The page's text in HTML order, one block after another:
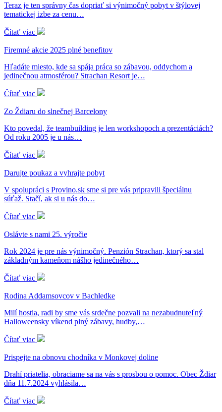
Teraz je ten správny čas dopriať si výnimočný pobyt v štýlovej
tematickej izbe za cenu…
Čítať viac
Firemné akcie 2025 plné benefitov
Hľadáte miesto, kde sa spája práca so zábavou, oddychom a
jedinečnou atmosférou? Strachan Resort je…
Čítať viac
Zo Ždiaru do slnečnej Barcelony
Kto povedal, že teambuilding je len workshopoch a prezentáciách?
Od roku 2005 je u nás…
Čítať viac
Darujte poukaz a vyhrajte pobyt
V spolupráci s Provino.sk sme si pre vás pripravili špeciálnu
súťaž. Stačí, ak si u nás do…
Čítať viac
Oslávte s nami 25. výročie
Rok 2024 je pre nás výnimočný. Penzión Strachan, ktorý sa stal
základným kameňom nášho jedinečného…
Čítať viac
Rodina Addamsovcov v Bachledke
Milí hostia, radi by sme vás srdečne pozvali na nezabudnuteľný
Halloweensky víkend plný zábavy, hudby,…
Čítať viac
Prispejte na obnovu chodníka v Monkovej doline
Drahí priatelia, obraciame sa na vás s prosbou o pomoc. Obec Ždiar
dňa 11.7.2024 vyhlásila…
Čítať viac